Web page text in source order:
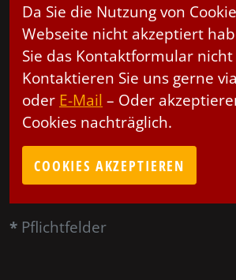
Da Sie die Nutzung von
Webseite nicht akzeptiert
Sie das Kontaktformular
Kontaktieren Sie uns gerne via
oder E-Mail – Oder
Cookies nachträglich.
COOKIES AKZEPTIEREN
* Pflichtfelder